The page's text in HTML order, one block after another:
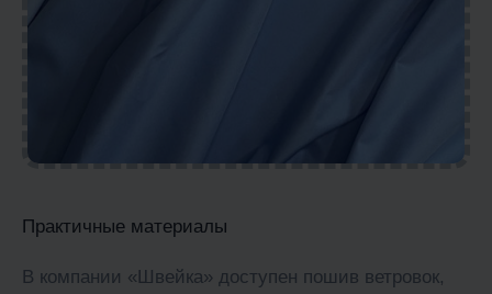
Практичные материалы
В компании «Швейка» доступен пошив ветровок,